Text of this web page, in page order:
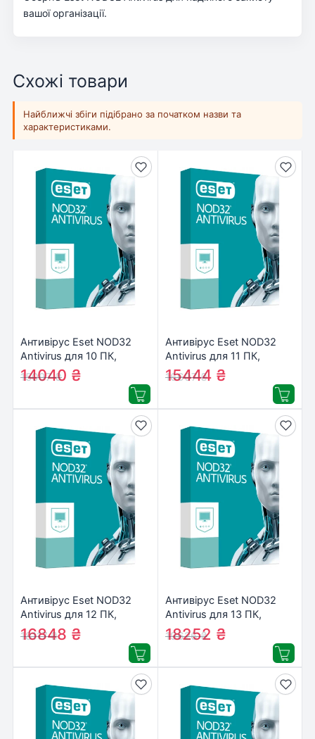
вашої організації.
Схожі товари
Найближчі збіги підібрано за початком назви та
характеристиками.
Антивірус Eset NOD32
Antivirus для 10 ПК,
лицензия на 3year
(16_10_3)
15097₴
14040 ₴
Антивірус Eset NOD32
Antivirus для 11 ПК,
лицензия на 3year
(16_11_3)
16607₴
15444 ₴
Антивірус Eset NOD32
Antivirus для 12 ПК,
лицензия на 3year
(16_12_3)
18117₴
16848 ₴
Антивірус Eset NOD32
Antivirus для 13 ПК,
лицензия на 3year
(16_13_3)
19626₴
18252 ₴